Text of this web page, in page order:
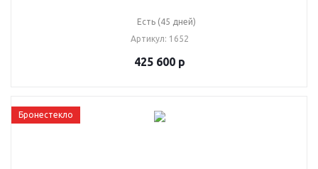
Есть (45 дней)
Артикул: 1652
425 600р
Бронестекло